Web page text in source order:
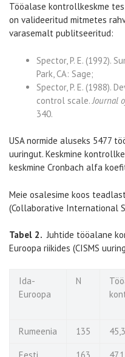
Tööalase kontrollkeskme
on valideeritud mitmetes
varasemalt publitseeritud:
Spector, P. E. (1992).
Park, CA: Sage;
Spector, P. E. (1988).
control scale.Journal
340.
USA normide aluseks 5477
uuringut. Keskmine
keskmine Cronbach alfa
Meie osalesime koos
(Collaborative International
Tabel 2.Juhtide tööalane
Euroopa riikides (CISMS
Ida-
Euroopa
N
Rumeenia 135 45,3